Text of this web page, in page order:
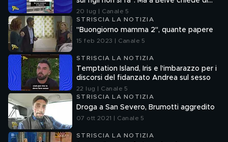
aborto e maternità
20 lug | Canale 5
STRISCIA LA NOTIZIA
"Buongiorno mamma 2", quante papere
15 feb 2023 | Canale 5
STRISCIA LA NOTIZIA
Temptation Island, Iris e l'imbarazzo per i
discorsi del fidanzato Andrea sul sesso
22 lug | Canale 5
STRISCIA LA NOTIZIA
Droga a San Severo, Brumotti aggredito
07 ott 2021 | Canale 5
STRISCIA LA NOTIZIA